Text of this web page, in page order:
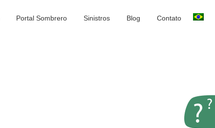
Portal Sombrero Sinistros Blog Contato